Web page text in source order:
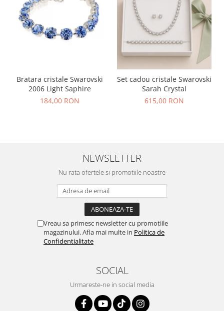
Bratara cristale Swarovski
2006 Light Saphire
184,00 RON
Set cadou cristale Swarovski
Sarah Crystal
615,00 RON
NEWSLETTER
Nu rata ofertele si promotiile noastre
Vreau sa primesc newsletter cu promotiile
magazinului. Afla mai multe in Politica de
Confidentialitate
SOCIAL
Urmareste-ne in social media